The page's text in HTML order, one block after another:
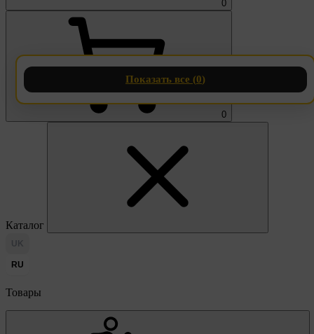
Показать все (0)
0
0
Каталог
UK
RU
Товары